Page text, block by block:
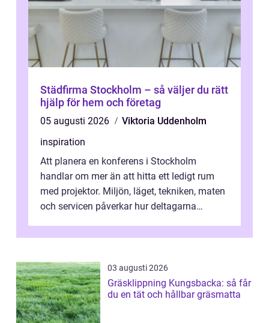
Städfirma Stockholm – så väljer du rätt
hjälp för hem och företag
05 augusti 2026
Viktoria Uddenholm
inspiration
Att planera en konferens i Stockholm
handlar om mer än att hitta ett ledigt rum
med projektor. Miljön, läget, tekniken, maten
och servicen påverkar hur deltagarna
03 augusti 2026
Gräsklippning Kungsbacka: så får
du en tät och hållbar gräsmatta